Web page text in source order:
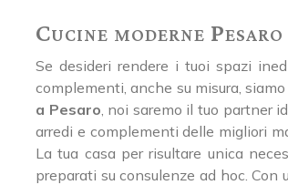
Cucine moderne Pesaro
Se desideri rendere i tuoi spazi
complementi, anche su misura,
a Pesaro , noi saremo il tuo partner
arredi e complementi delle migliori
La tua casa per risultare unica
preparati su consulenze ad hoc.